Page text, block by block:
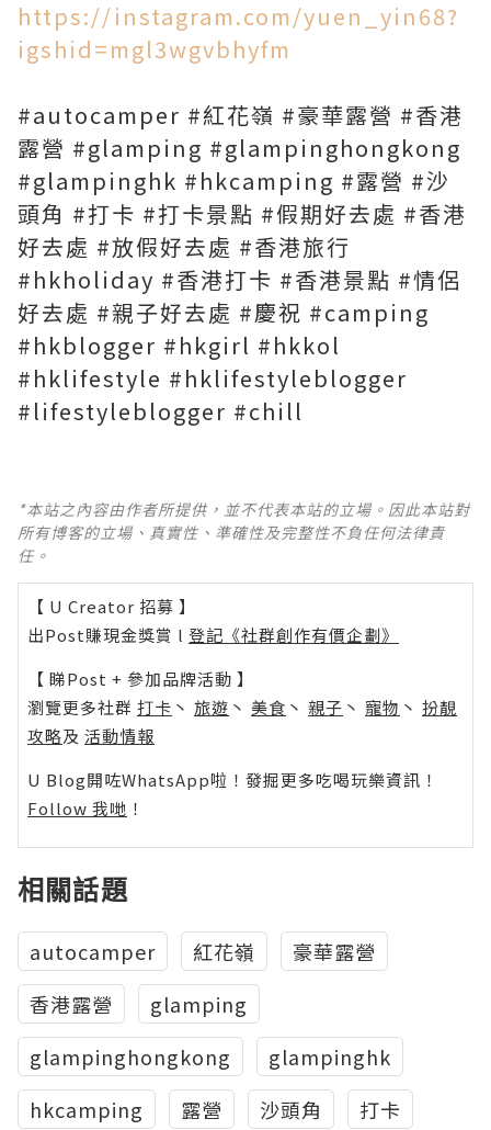
https://instagram.com/yuen_yin68?
igshid=mgl3wgvbhyfm
#autocamper #紅花嶺 #豪華露營 #香港
露營 #glamping #glampinghongkong
#glampinghk #hkcamping #露營 #沙
頭角 #打卡 #打卡景點 #假期好去處 #香港
好去處 #放假好去處 #香港旅行
#hkholiday #香港打卡 #香港景點 #情侶
好去處 #親子好去處 #慶祝 #camping
#hkblogger #hkgirl #hkkol
#hklifestyle #hklifestyleblogger
#lifestyleblogger #chill
*本站之內容由作者所提供，並不代表本站的立場。因此本站對
所有博客的立場、真實性、準確性及完整性不負任何法律責
任。
【 U Creator 招募 】
出Post賺現金獎賞 l 登記《社群創作有價企劃》
【 睇Post + 參加品牌活動 】
瀏覽更多社群 打卡 丶 旅遊 丶 美食 丶 親子 丶 寵物 丶 扮靚
攻略及 活動情報
U Blog開咗WhatsApp啦！發掘更多吃喝玩樂資訊！
Follow 我哋 ！
相關話題
autocamper 紅花嶺
豪華露營
香港露營
glamping
glampinghongkong
glampinghk
hkcamping
露營 沙頭角
打卡